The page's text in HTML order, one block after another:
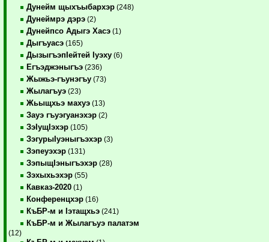
Дунейм щыхъыбархэр (248)
Дунеймрэ дэрэ (2)
Дунейпсо Адыгэ Хасэ (1)
Дыгъуасэ (165)
ДызыгъэпIейтей Iуэху (6)
Егъэджэныгъэ (236)
Жыжьэ-гъунэгъу (73)
Жылагъуэ (23)
Жьыщхьэ махуэ (13)
Зауэ гъуэгуанэхэр (2)
ЗэIущIэхэр (105)
ЗэгурыIуэныгъэхэр (3)
Зэпеуэхэр (131)
ЗэпыщIэныгъэхэр (28)
Зэхыхьэхэр (55)
Кавказ-2020 (1)
Конференцхэр (16)
КъБР-м и Iэтащхьэ (241)
КъБР-м и Жылагъуэ палатэм
(12)